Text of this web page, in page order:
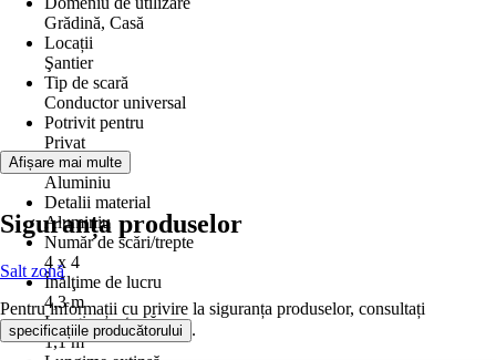
Grădină, Casă
Locații
Şantier
Tip de scară
Conductor universal
Potrivit pentru
Privat
Material
Aluminiu
Detalii material
Aluminiu
Număr de scări/trepte
4 x 4
Înălţime de lucru
4,3 m
Lungime retrasă
1,1 m
Afișare mai multe
Siguranța produselor
Salt zonă
Pentru informații cu privire la siguranța produselor, consultați
specificațiile producătorului .